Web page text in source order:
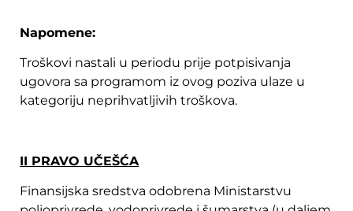
Napomene:
Troškovi nastali u periodu prije potpisivanja
ugovora sa programom iz ovog poziva ulaze u
kategoriju neprihvatljivih troškova.
II PRAVO UČEŠĆA
Finansijska sredstva odobrena Ministarstvu